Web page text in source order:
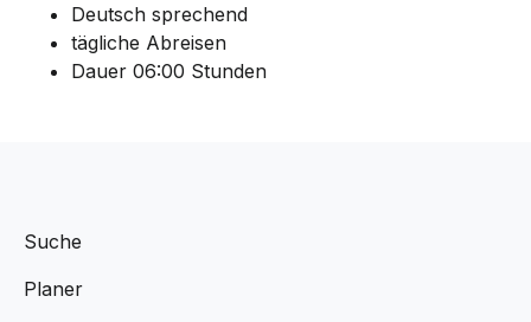
Deutsch sprechend
tägliche Abreisen
Dauer 06:00 Stunden
Suche
Planer